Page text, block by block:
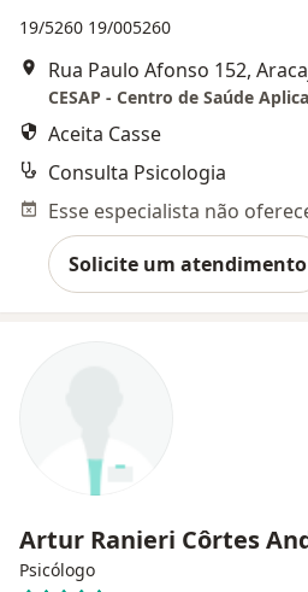
19/5260 19/005260
Rua Paulo Afonso 152,
CESAP - Centro de Saúde
Aceita Casse
Consulta Psicologia
Solicite um atendimento
Artur Ranieri Côrtes
Psicólogo